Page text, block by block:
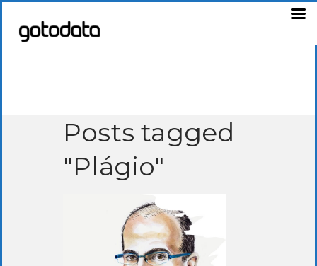
Posts tagged
"Plágio"